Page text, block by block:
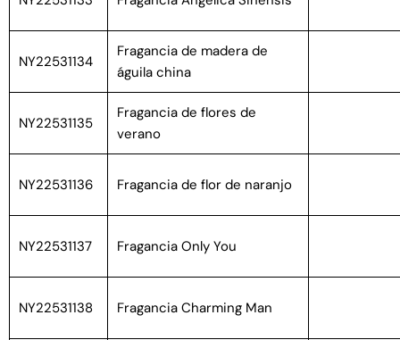
NY22531134
Fragancia de madera de
águila china
NY22531135
Fragancia de flores de
verano
NY22531136 Fragancia de flor de naranjo
NY22531137 Fragancia Only You
NY22531138 Fragancia Charming Man